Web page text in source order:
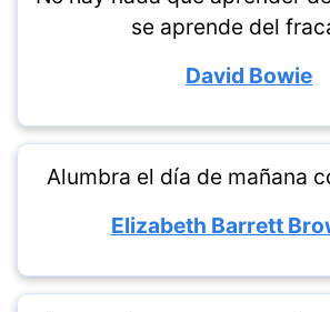
se aprende del
David Bowie
Alumbra el día de mañana
Elizabeth Barrett